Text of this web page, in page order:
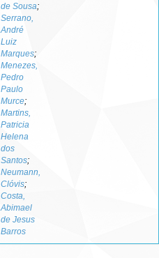
de Sousa;
Serrano,
André
Luiz
Marques;
Menezes,
Pedro
Paulo
Murce;
Martins,
Patricia
Helena
dos
Santos;
Neumann,
Clóvis;
Costa,
Abimael
de Jesus
Barros